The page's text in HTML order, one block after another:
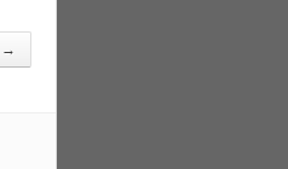
→